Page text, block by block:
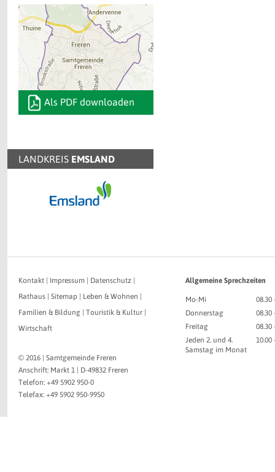
Als PDF downloaden
LANDKREIS EMSLAND
Kontakt Impressum Datenschutz
Rathaus
Sitemap Leben & Wohnen
Familien & Bildung
Touristik & Kultur
Wirtschaft
© 2016 | Samtgemeinde Freren
Anschrift: Markt 1 | D-49832 Freren
Telefon: +49 5902 950-0
Telefax: +49 5902 950-9950
Allgemeine Sprechzeiten
Mo-Mi
08.30
Donnerstag
08.30
Freitag
08.30
Jeden 2. und 4.
Samstag im Monat